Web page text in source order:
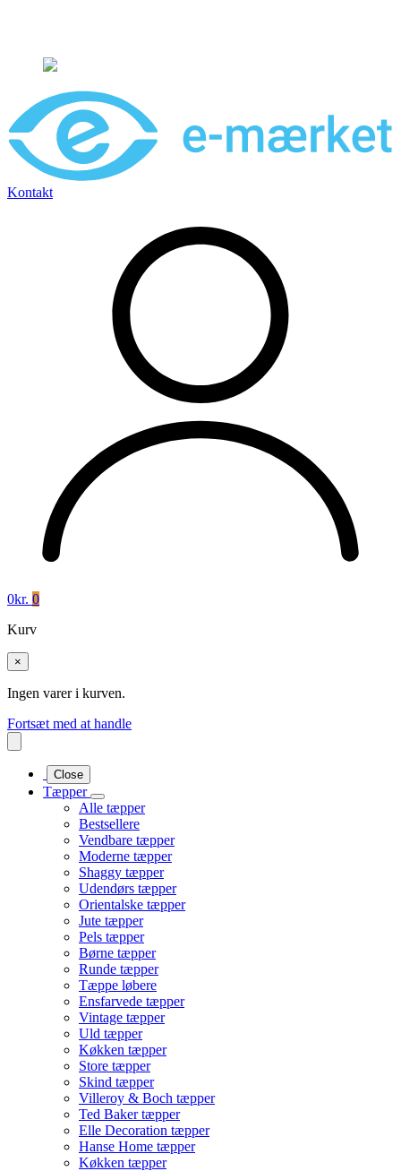
Kontakt
0kr. 0
Kurv
×
Ingen varer i kurven.
Fortsæt med at handle
Close
Tæpper
Alle tæpper
Bestsellere
Vendbare tæpper
Moderne tæpper
Shaggy tæpper
Udendørs tæpper
Orientalske tæpper
Jute tæpper
Pels tæpper
Børne tæpper
Runde tæpper
Tæppe løbere
Ensfarvede tæpper
Vintage tæpper
Uld tæpper
Køkken tæpper
Store tæpper
Skind tæpper
Villeroy & Boch tæpper
Ted Baker tæpper
Elle Decoration tæpper
Hanse Home tæpper
Køkken tæpper